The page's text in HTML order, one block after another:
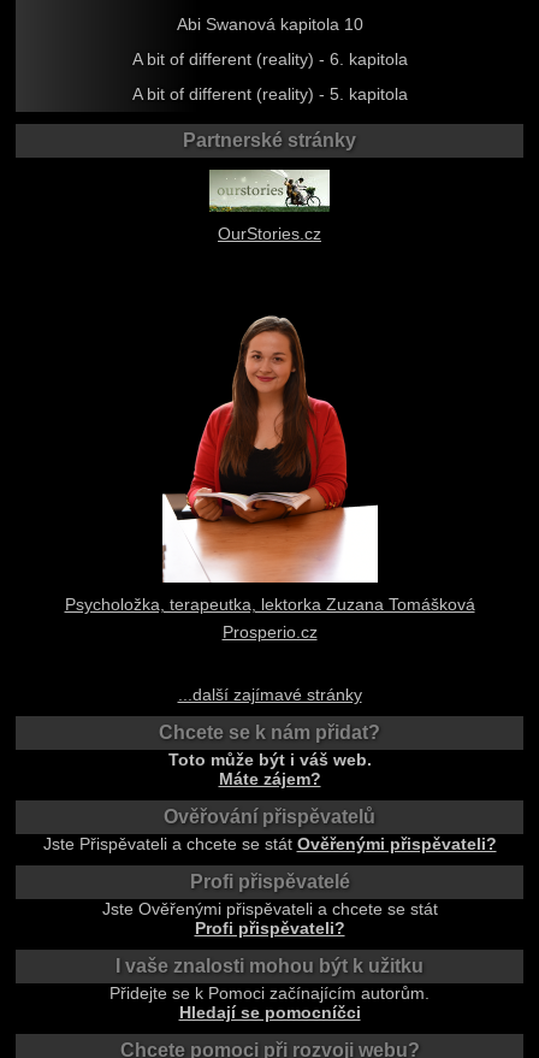
Abi Swanová kapitola 10
A bit of different (reality) - 6. kapitola
A bit of different (reality) - 5. kapitola
Partnerské stránky
OurStories.cz
Psycholožka, terapeutka, lektorka Zuzana Tomášková
Prosperio.cz
...další zajímavé stránky
Chcete se k nám přidat?
Toto může být i váš web.
Máte zájem?
Ověřování přispěvatelů
Jste Přispěvateli a chcete se stát Ověřenými přispěvateli?
Profi přispěvatelé
Jste Ověřenými přispěvateli a chcete se stát
Profi přispěvateli?
I vaše znalosti mohou být k užitku
Přidejte se k Pomoci začínajícím autorům.
Hledají se pomocníčci
Chcete pomoci při rozvoji webu?